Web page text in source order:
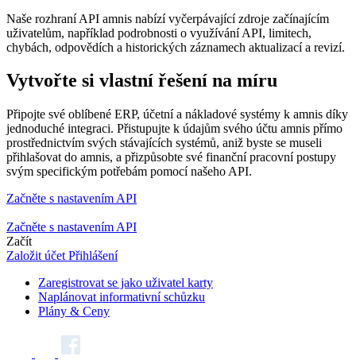
Naše rozhraní API amnis nabízí vyčerpávající zdroje začínajícím
uživatelům, například podrobnosti o využívání API, limitech,
chybách, odpovědích a historických záznamech aktualizací a revizí.
Vytvořte si vlastní řešení na míru
Připojte své oblíbené ERP, účetní a nákladové systémy k amnis díky
jednoduché integraci. Přistupujte k údajům svého účtu amnis přímo
prostřednictvím svých stávajících systémů, aniž byste se museli
přihlašovat do amnis, a přizpůsobte své finanční pracovní postupy
svým specifickým potřebám pomocí našeho API.
Začněte s nastavením API
Začněte s nastavením API
Začít
Založit účet Přihlášení
Zaregistrovat se jako uživatel karty
Naplánovat informativní schůzku
Plány & Ceny